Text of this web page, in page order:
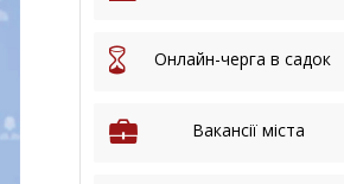
Онлайн-черга в садок
Вакансії міста